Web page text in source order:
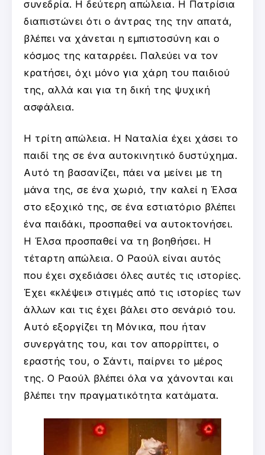
συνεδρία. Η δεύτερη απώλεια. Η Πατρίσια
διαπιστώνει ότι ο άντρας της την απατά,
βλέπει να χάνεται η εμπιστοσύνη και ο
κόσμος της καταρρέει. Παλεύει να τον
κρατήσει, όχι μόνο για χάρη του παιδιού
της, αλλά και για τη δική της ψυχική
ασφάλεια.
Η τρίτη απώλεια. Η Ναταλία έχει χάσει το
παιδί της σε ένα αυτοκινητικό δυστύχημα.
Αυτό τη βασανίζει, πάει να μείνει με τη
μάνα της, σε ένα χωριό, την καλεί η Έλσα
στο εξοχικό της, σε ένα εστιατόριο βλέπει
ένα παιδάκι, προσπαθεί να αυτοκτονήσει.
Η Έλσα προσπαθεί να τη βοηθήσει. Η
τέταρτη απώλεια. Ο Ραούλ είναι αυτός
που έχει σχεδιάσει όλες αυτές τις ιστορίες.
Έχει «κλέψει» στιγμές από τις ιστορίες των
άλλων και τις έχει βάλει στο σενάριό του.
Αυτό εξοργίζει τη Μόνικα, που ήταν
συνεργάτης του, και τον απορρίπτει, ο
εραστής του, ο Σάντι, παίρνει το μέρος
της. Ο Ραούλ βλέπει όλα να χάνονται και
βλέπει την πραγματικότητα κατάματα.